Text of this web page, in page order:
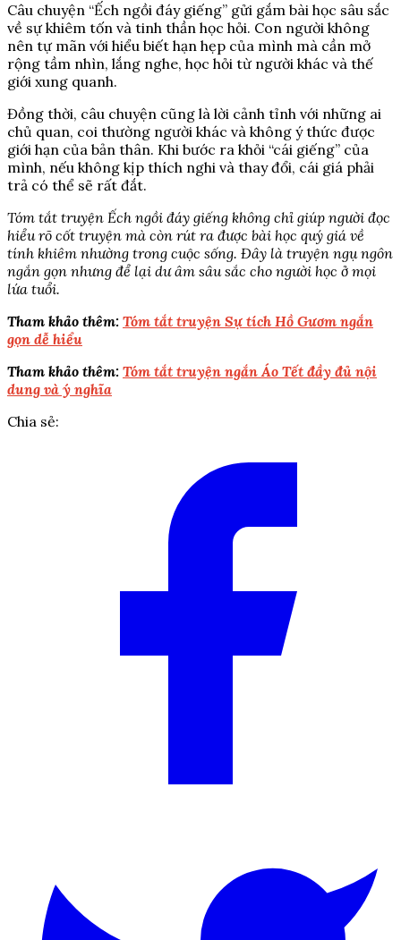
Câu chuyện “Ếch ngồi đáy giếng” gửi gắm bài học sâu sắc
về sự khiêm tốn và tinh thần học hỏi. Con người không
nên tự mãn với hiểu biết hạn hẹp của mình mà cần mở
rộng tầm nhìn, lắng nghe, học hỏi từ người khác và thế
giới xung quanh.
Đồng thời, câu chuyện cũng là lời cảnh tỉnh với những ai
chủ quan, coi thường người khác và không ý thức được
giới hạn của bản thân. Khi bước ra khỏi “cái giếng” của
mình, nếu không kịp thích nghi và thay đổi, cái giá phải
trả có thể sẽ rất đắt.
Tóm tắt truyện Ếch ngồi đáy giếng không chỉ giúp người đọc
hiểu rõ cốt truyện mà còn rút ra được bài học quý giá về
tính khiêm nhường trong cuộc sống. Đây là truyện ngụ ngôn
ngắn gọn nhưng để lại dư âm sâu sắc cho người học ở mọi
lứa tuổi.
Tham khảo thêm: Tóm tắt truyện Sự tích Hồ Gươm ngắn
gọn dễ hiểu
Tham khảo thêm: Tóm tắt truyện ngắn Áo Tết đầy đủ nội
dung và ý nghĩa
Chia sẻ: